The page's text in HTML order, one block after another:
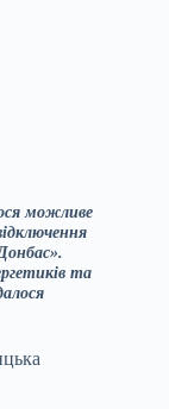
можливе
та